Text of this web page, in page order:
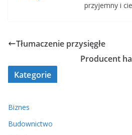
przyjemny i
Tłumaczenie przysięgłe
Producent
Kategorie
Biznes
Budownictwo